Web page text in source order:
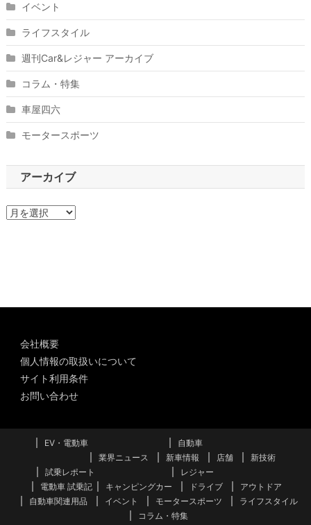
イベント
ライフスタイル
週刊Car&レジャー アーカイブ
コラム・特集
車屋四六
モータースポーツ
アーカイブ
ア
会社概要
個人情報の取扱いについて
サイト利用条件
お問い合わせ
EV・電動車
自動車
業界ニュース
新車情報 店舗
新技術
試乗レポート
電動車 試乗記
レジャー
キャンピングカー
ドライブ
アウトドア
自動車関連用品
イベント モータースポーツ
ライフスタイル
コラム・特集